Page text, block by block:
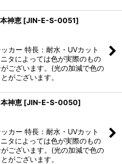
神恵 [JIN-E-S-0051]
カー 特長：耐水・UVカット
タによっては色が実際のもの
ございます。(光の加減で色の
がございます。
神恵 [JIN-E-S-0050]
カー 特長：耐水・UVカット
タによっては色が実際のもの
ございます。(光の加減で色の
がございます。